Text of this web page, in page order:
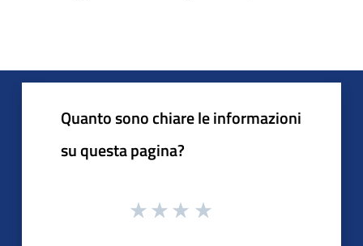
Quanto sono chiare le informazioni
su questa pagina?